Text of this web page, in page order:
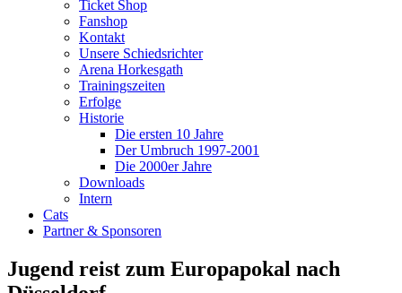
Ticket Shop
Fanshop
Kontakt
Unsere Schiedsrichter
Arena Horkesgath
Trainingszeiten
Erfolge
Historie
Die ersten 10 Jahre
Der Umbruch 1997-2001
Die 2000er Jahre
Downloads
Intern
Cats
Partner & Sponsoren
Jugend reist zum Europapokal nach